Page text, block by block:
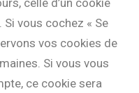
Si vous cochez « Se
vos cookies de
Si vous vous
ce cookie sera